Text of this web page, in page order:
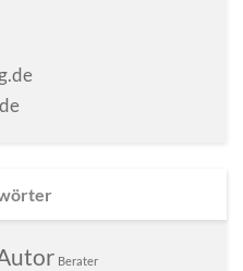
Berater